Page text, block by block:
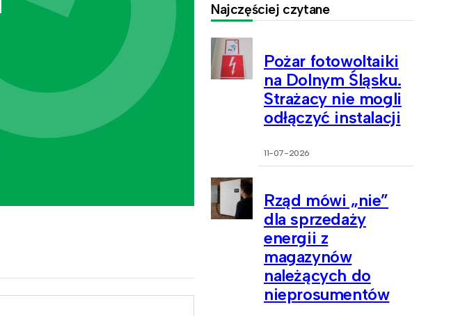
Najczęściej czytane
Pożar fotowoltaiki
na Dolnym Śląsku.
Strażacy nie mogli
odłączyć instalacji
11-07-2026
Rząd mówi „nie”
dla sprzedaży
energii z
magazynów
należących do
nieprosumentów